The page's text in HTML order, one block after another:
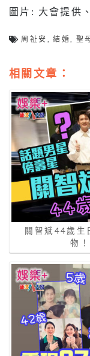
圖片: 大會提供
周祉安 ,結婚 ,聖
相關文章：
關智斌44歲生
物